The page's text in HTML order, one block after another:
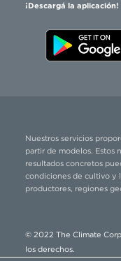
Nuestros servicios
partir de modelos. Estos
resultados concretos
condiciones de cultivo y
productores, regiones
¡Descargá la aplicación!
© 2022 The Climate
los derechos.